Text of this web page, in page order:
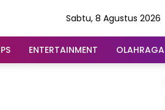
Sabtu, 8 Agustus 2026
ENTERTAINMENT OLAHRAGA